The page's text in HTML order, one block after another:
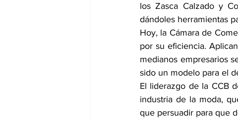
los Zasca Calzado y
dándoles herramientas
Hoy, la Cámara de
por su eficiencia.
medianos empresarios
sido un modelo para el
El liderazgo de la CCB
industria de la moda,
que persuadir para que